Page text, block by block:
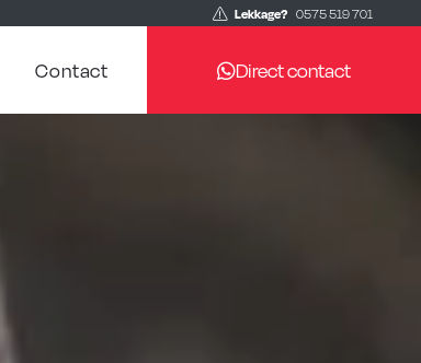
Lekkage? 0575 519 701
Contact Direct contact